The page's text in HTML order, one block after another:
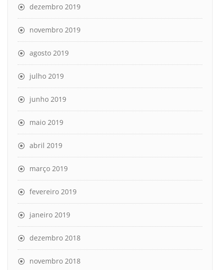
dezembro 2019
novembro 2019
agosto 2019
julho 2019
junho 2019
maio 2019
abril 2019
março 2019
fevereiro 2019
janeiro 2019
dezembro 2018
novembro 2018